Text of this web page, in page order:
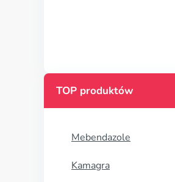
TOP produktów
Mebendazole
Kamagra